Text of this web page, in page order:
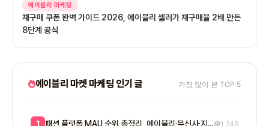
에이블리 마케팅
재구매 쿠폰 완벽 가이드 2026, 에이블리 셀러가 재구매율 2배 만든
8단계 공식
에이블리 마켓 마케팅 인기 글 가장 많이 본 TOP 5
1 패션 플랫폼 MAU 순위 총정리, 에이블리·무신사·지그재그 셀러 입점 전략 8단계 1,246